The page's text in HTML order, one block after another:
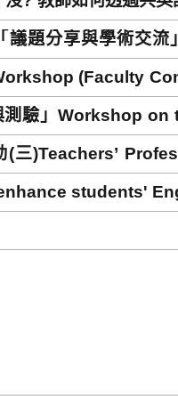
Teachers can
題分享與學術交流
(Faculty
測驗」Workshop
三)Teachers’
students'